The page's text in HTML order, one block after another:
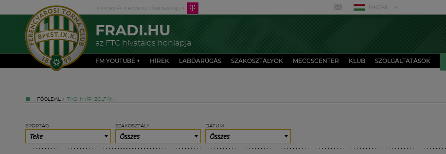
MAGYAR
FRADI.HU
az FTC hivatalos honlapja
FM YOUTUBE + HÍREK LABDARÚGÁS SZAKOSZTÁLYOK MECCSCENTER KLUB SZOLGÁLTATÁSOK
FŐOLDAL » TAG: NYÍRI ZOLTÁN
SPORTÁG
Teke
SZAKOSZTÁLY
Összes
DÁTUM
Összes